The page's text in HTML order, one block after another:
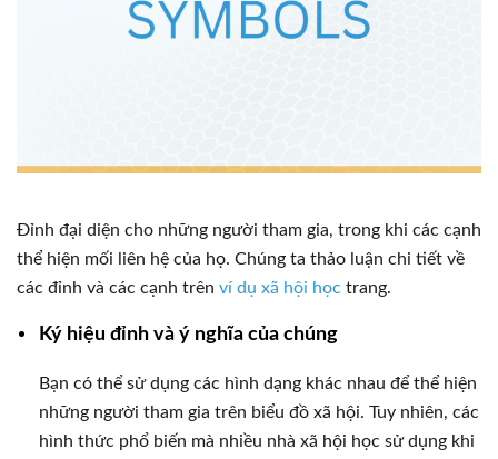
Đỉnh đại diện cho những người tham gia, trong khi các cạnh
thể hiện mối liên hệ của họ. Chúng ta thảo luận chi tiết về
các đỉnh và các cạnh trên ví dụ xã hội học trang.
Ký hiệu đỉnh và ý nghĩa của chúng
Bạn có thể sử dụng các hình dạng khác nhau để thể hiện
những người tham gia trên biểu đồ xã hội. Tuy nhiên, các
hình thức phổ biến mà nhiều nhà xã hội học sử dụng khi